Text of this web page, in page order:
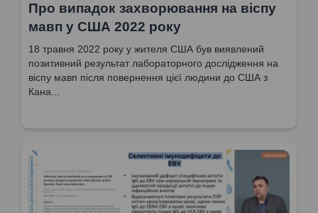
Про випадок захворювання на віспу
мавп у США 2022 року
18 травня 2022 року у жителя США був виявлений
позитивний результат лабораторного дослідження на
віспу мавп після повернення цієї людини до США з
Кана...